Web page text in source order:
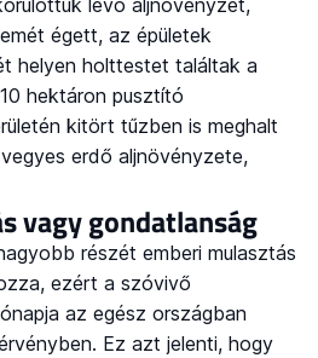
levő aljnövényzet,
égett, az épületek
helyen holttestet találtak a
hektáron pusztító
kitört tűzben is meghalt
erdő aljnövényzete,
vagy gondatlanság
részét emberi mulasztás
ezért a szóvivő
az egész országban
Ez azt jelenti, hogy